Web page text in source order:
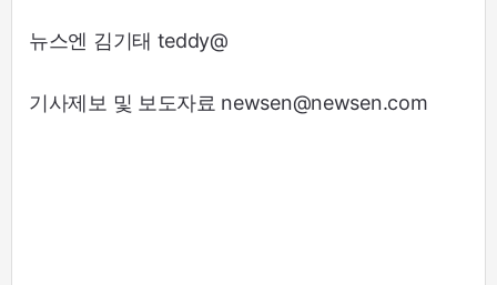
뉴스엔 김기태 teddy@
기사제보 및 보도자료 newsen@newsen.com